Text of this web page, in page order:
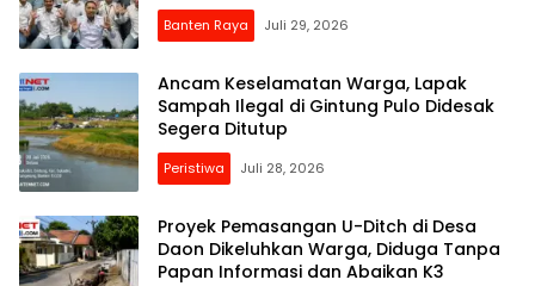
Banten Raya Juli 29, 2026
Ancam Keselamatan Warga, Lapak
Sampah Ilegal di Gintung Pulo Didesak
Segera Ditutup
Peristiwa Juli 28, 2026
Proyek Pemasangan U-Ditch di Desa
Daon Dikeluhkan Warga, Diduga Tanpa
Papan Informasi dan Abaikan K3